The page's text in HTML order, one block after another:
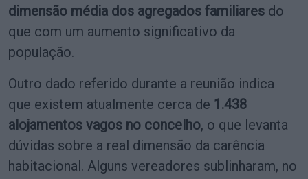
dimensão média dos agregados familiares do
que com um aumento significativo da
população.
Outro dado referido durante a reunião indica
que existem atualmente cerca de 1.438
alojamentos vagos no concelho, o que levanta
dúvidas sobre a real dimensão da carência
habitacional. Alguns vereadores sublinharam, no